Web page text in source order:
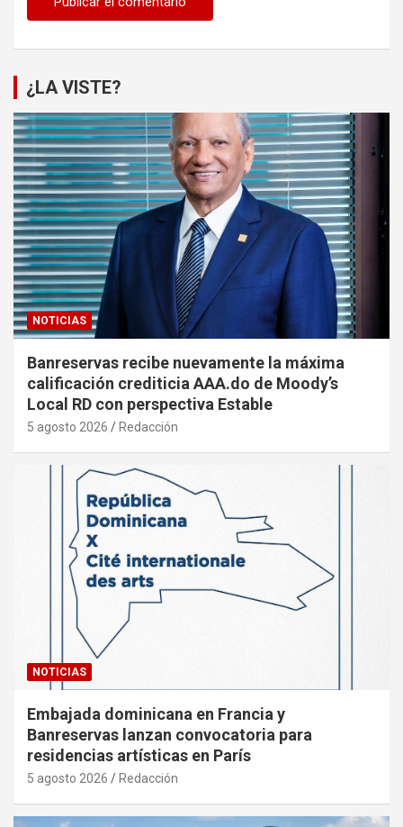
¿LA VISTE?
NOTICIAS
Banreservas recibe nuevamente la máxima
calificación crediticia AAA.do de Moody’s
Local RD con perspectiva Estable
5 agosto 2026 Redacción
NOTICIAS
Embajada dominicana en Francia y
Banreservas lanzan convocatoria para
residencias artísticas en París
5 agosto 2026 Redacción